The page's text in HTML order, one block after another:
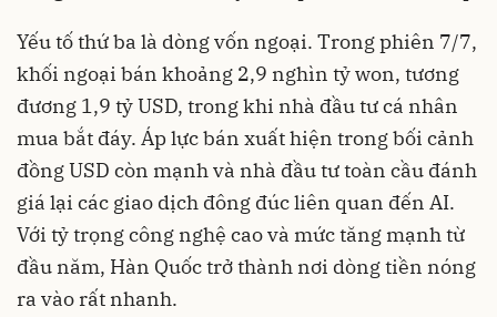
Yếu tố thứ ba là dòng vốn ngoại. Trong phiên 7/7,
khối ngoại bán khoảng 2,9 nghìn tỷ won, tương
đương 1,9 tỷ USD, trong khi nhà đầu tư cá nhân
mua bắt đáy. Áp lực bán xuất hiện trong bối cảnh
đồng USD còn mạnh và nhà đầu tư toàn cầu đánh
giá lại các giao dịch đông đúc liên quan đến AI.
Với tỷ trọng công nghệ cao và mức tăng mạnh từ
đầu năm, Hàn Quốc trở thành nơi dòng tiền nóng
ra vào rất nhanh.